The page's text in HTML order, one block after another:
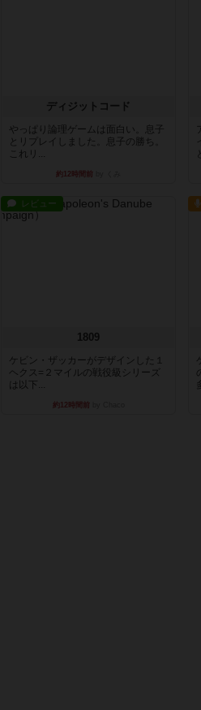
ディジットコード
やっぱり論理ゲームは面白い。息子
とリプレイしました。息子の勝ち。
これリ...
約12時間前
レビュー
1809
ケビン・ザッカーがデザインした１
ヘクス=２マイルの戦役級シリーズ
は以下...
約12時間前